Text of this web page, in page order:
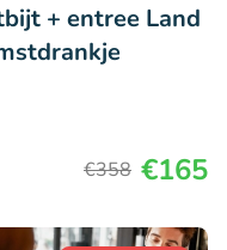
+ entree Land
€358 €165